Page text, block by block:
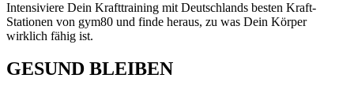
Intensiviere Dein Krafttraining mit Deutschlands besten Kraft-
Stationen von gym80 und finde heraus, zu was Dein Körper
wirklich fähig ist.
GESUND BLEIBEN